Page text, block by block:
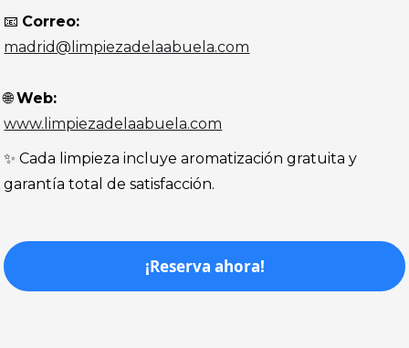
📧 Correo:
madrid@limpiezadelaabuela.com
🌐Web:
www.limpiezadelaabuela.com
✨ Cada limpieza incluye aromatización gratuita y
garantía total de satisfacción.
¡Reserva ahora!